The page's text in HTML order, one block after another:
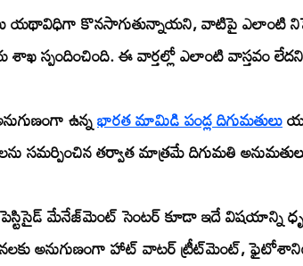
యథావిధిగా కొనసాగుతున్నాయని, వాటిపై ఎలాంటి
స్పందించింది. ఈ వార్తల్లో ఎలాంటి వాస్తవం
ఉన్నభారత మామిడి పండ్ల దిగుమతులు
సమర్పించిన తర్వాత మాత్రమే దిగుమతి
మేనేజ్‌మెంట్ సెంటర్కూడా ఇదే విషయాన్ని
అనుగుణంగా హాట్ వాటర్ ట్రీట్‌మెంట్,